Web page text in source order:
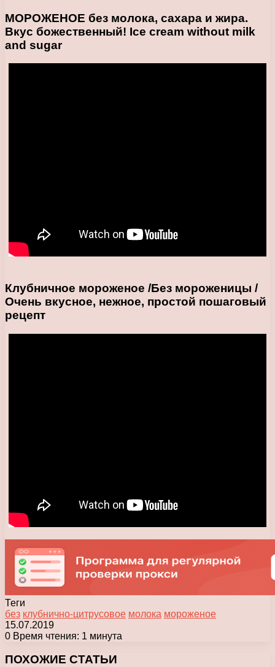
МОРОЖЕНОЕ без молока, сахара и жира.
Вкус божественный! Ice cream without milk
and sugar
Клубничное мороженое /Без мороженицы /
Очень вкусное, нежное, простой пошаговый
рецепт
Теги
без клубнично-цитрусовое молока мороженое
15.07.2019
0 Время чтения: 1 минута
ПОХОЖИЕ СТАТЬИ